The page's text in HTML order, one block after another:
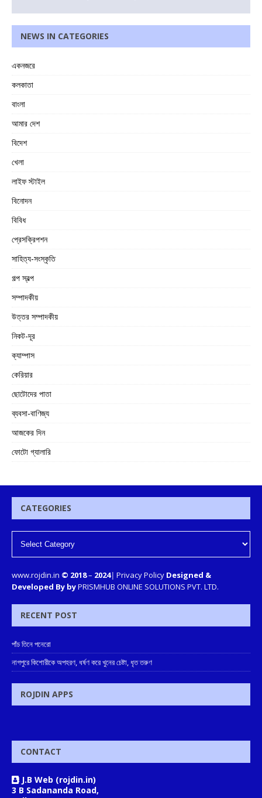
NEWS IN CATEGORIES
একনজরে
কলকাতা
বাংলা
আমার দেশ
বিদেশ
খেলা
লাইফ স্টাইল
বিনোদন
বিবিধ
প্রেসক্রিপশন
সাহিত্য-সংস্কৃতি
গল্প স্বল্প
সম্পাদকীয়
উত্তর সম্পাদকীয়
নিকট-দূর
ক্যাম্পাস
কেরিয়ার
ছোটোদের পাতা
ব্যবসা-বাণিজ্য
আজকের দিন
ফোটো গ্যালারি
CATEGORIES
www.rojdin.in © 2018– 2024| Privacy Policy Designed &
Developed By byPRISMHUB ONLINE SOLUTIONS PVT. LTD.
RECENT POST
পাঁচ তিনে পনেরো
নাগপুরে কিশোরীকে অপহরণ, ধর্ষণ করে খুনের চেষ্টা, ধৃত তরুণ
ROJDIN APPS
CONTACT
J.B Web (rojdin.in)
3 B Sadananda Road,